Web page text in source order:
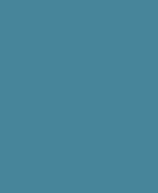
vous rendu à plusieurs reprises pour
Je ne me suis rendu que deux fois au
un mois et demi à chaque séjour. La
eu lieu en mai 2018 et mon second
un an après à la même période
travail initié et pour lequel je
potentiel pour une publication.
voyage, n’étant pas certain qu’il y ait
naturellement descendu l’axe de
ceinture pacifique en partant de Tôkyô
C’est la voie la plus touristique
Kyôto, Osaka, Hiroshima pour ce
conurbations, mais aussi des villes